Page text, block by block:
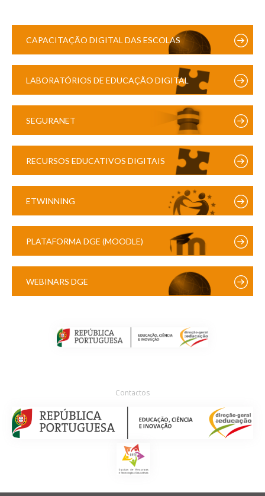
CAPACITAÇÃO DIGITAL DAS ESCOLAS
LABORATÓRIOS DE EDUCAÇÃO DIGITAL
SEGURANET
RECURSOS EDUCATIVOS DIGITAIS
ETWINNING
PLATAFORMA DGE (MOODLE)
WEBINARS DGE
Contactos